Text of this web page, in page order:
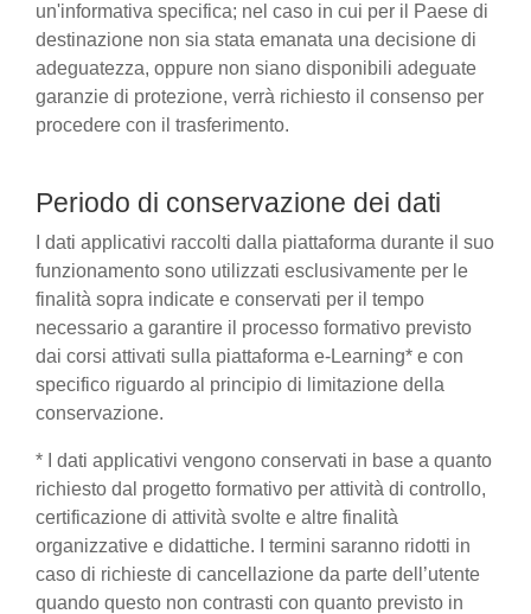
un'informativa specifica; nel caso in cui per il Paese di
destinazione non sia stata emanata una decisione di
adeguatezza, oppure non siano disponibili adeguate
garanzie di protezione, verrà richiesto il consenso per
procedere con il trasferimento.
Periodo di conservazione dei dati
I dati applicativi raccolti dalla piattaforma durante il suo
funzionamento sono utilizzati esclusivamente per le
finalità sopra indicate e conservati per il tempo
necessario a garantire il processo formativo previsto
dai corsi attivati sulla piattaforma e-Learning* e con
specifico riguardo al principio di limitazione della
conservazione.
* I dati applicativi vengono conservati in base a quanto
richiesto dal progetto formativo per attività di controllo,
certificazione di attività svolte e altre finalità
organizzative e didattiche. I termini saranno ridotti in
caso di richieste di cancellazione da parte dell’utente
quando questo non contrasti con quanto previsto in